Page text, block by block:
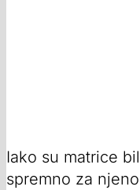
Iako su matrice
spremno za